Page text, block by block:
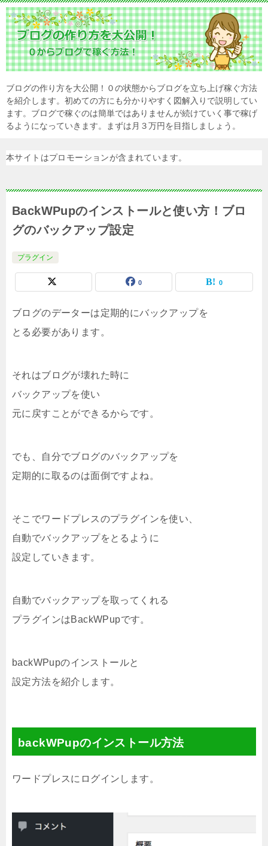
ブログの作り方を大公開！０の状態からブログを立ち上げ稼ぐ方法
を紹介します。初めての方にも分かりやすく図解入りで説明してい
ます。ブログで稼ぐのは簡単ではありませんが続けていく事で稼げ
るようになっていきます。まずは月３万円を目指しましょう。
本サイトはプロモーションが含まれています。
BackWPupのインストールと使い方！ブロ
グのバックアップ設定
プラグイン
0 0
ブログのデーターは定期的にバックアップを
とる必要があります。
それはブログが壊れた時に
バックアップを使い
元に戻すことができるからです。
でも、自分でブログのバックアップを
定期的に取るのは面倒ですよね。
そこでワードプレスのプラグインを使い、
自動でバックアップをとるように
設定していきます。
自動でバックアップを取ってくれる
プラグインはBackWPupです。
backWPupのインストールと
設定方法を紹介します。
backWPupのインストール方法
ワードプレスにログインします。